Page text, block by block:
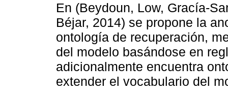
En (Beydoun, Low, Gracía-
Béjar, 2014) se propone la
ontología de recuperación,
del modelo basándose en
adicionalmente encuentra
extender el vocabulario del